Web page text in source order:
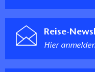
Reise-
Hier